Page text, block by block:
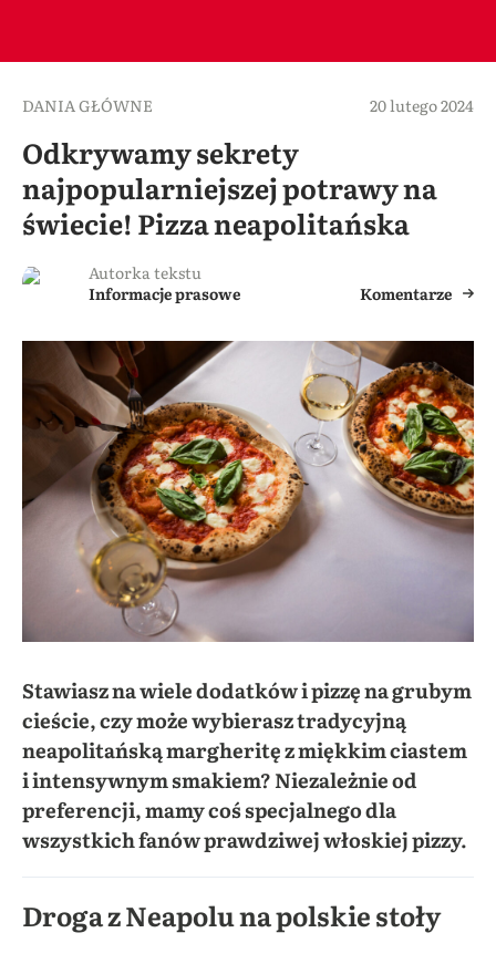
DANIA GŁÓWNE 20 lutego 2024
Odkrywamy sekrety
najpopularniejszej potrawy na
świecie! Pizza neapolitańska
Autorka tekstu
Informacje prasowe
Komentarze
Stawiasz na wiele dodatków i pizzę na grubym
cieście, czy może wybierasz tradycyjną
neapolitańską margheritę z miękkim ciastem
i intensywnym smakiem? Niezależnie od
preferencji, mamy coś specjalnego dla
wszystkich fanów prawdziwej włoskiej pizzy.
Droga z Neapolu na polskie stoły